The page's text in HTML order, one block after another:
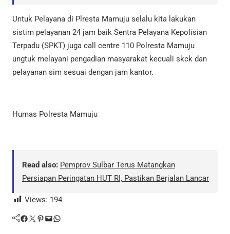
Untuk Pelayana di Plresta Mamuju selalu kita lakukan
sistim pelayanan 24 jam baik Sentra Pelayana Kepolisian
Terpadu (SPKT) juga call centre 110 Polresta Mamuju
ungtuk melayani pengadian masyarakat kecuali skck dan
pelayanan sim sesuai dengan jam kantor.
Humas Polresta Mamuju
Read also: Pemprov Sulbar Terus Matangkan
Persiapan Peringatan HUT RI, Pastikan Berjalan Lancar
Views: 194
Facebook Twitter Pinterest Mail WhatsApp